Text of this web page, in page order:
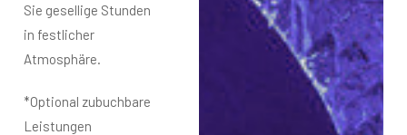
Sie gesellige Stunden
in festlicher
Atmosphäre.
*Optional zubuchbare
Leistungen